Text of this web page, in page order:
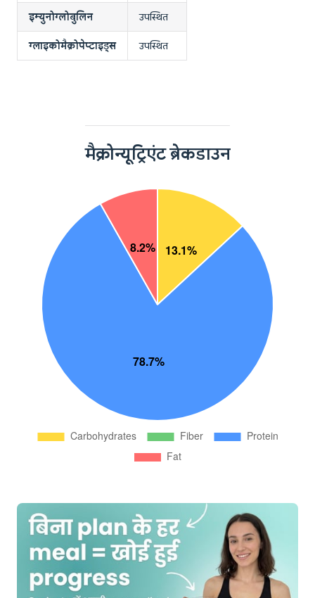
इम्युनोग्लोबुलिन उपस्थित
ग्लाइकोमैक्रोपेप्टाइड्स उपस्थित
मैक्रोन्यूट्रिएंट ब्रेकडाउन